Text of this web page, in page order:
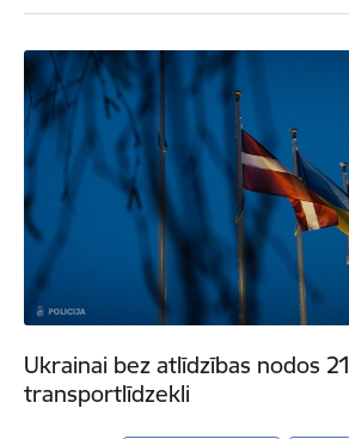
Ukrainai bez atlīdzības nodos 21
transportlīdzekli